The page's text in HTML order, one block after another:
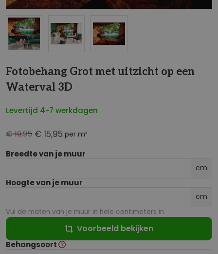
Fotobehang Grot met uitzicht op een
Waterval 3D
Levertijd 4-7 werkdagen
€ 15,95 per m²
€ 19,95
Breedte van je muur
cm
Hoogte van je muur
cm
Vul de maten van je muur in hele centimeters in
Voorbeeld bekijken
Behangsoort